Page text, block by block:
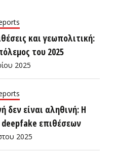
και γεωπολιτική:
του 2025
2025
δεν είναι αληθινή: Η
επιθέσεων
2025